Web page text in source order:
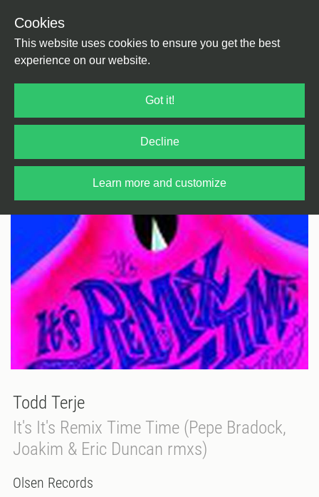
Cookies
This website uses cookies to ensure you get the best
experience on our website.
Got it!
Decline
Learn more and customize
Todd Terje
It's It's Remix Time Time (Pepe Bradock,
Joakim & Eric Duncan rmxs)
Olsen Records